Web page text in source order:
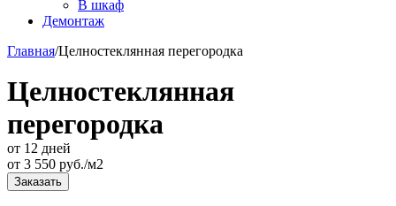
В шкаф
Демонтаж
Главная/Целностеклянная перегородка
Целностеклянная
перегородка
от 12 дней
от 3 550 руб./м2
Заказать